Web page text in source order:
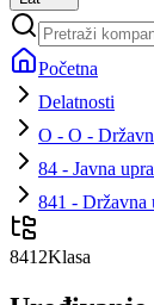
Početna
Delatnosti
O - O -
84 - Javna
841 - Državna
8412Klasa